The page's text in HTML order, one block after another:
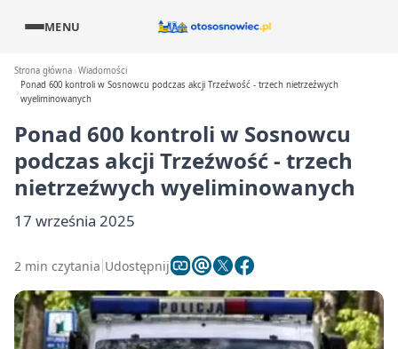
MENU
Strona główna Wiadomości
Ponad 600 kontroli w Sosnowcu podczas akcji Trzeźwość - trzech nietrzeźwych
wyeliminowanych
Ponad 600 kontroli w Sosnowcu
podczas akcji Trzeźwość - trzech
nietrzeźwych wyeliminowanych
17 września 2025
2 min czytania Udostępnij